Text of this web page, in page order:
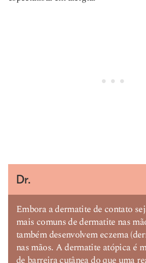
Dr.
Embora a dermatite de contato
mais comuns de dermatite nas
também desenvolvem eczema
nas mãos. A dermatite atópica é
de barreira cutânea do que uma